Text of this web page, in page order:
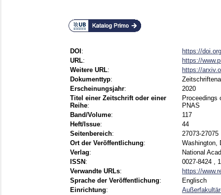
DOI :
https://
URL:
https://
Weitere URL:
https://
Dokumenttyp:
Erscheinungsjahr:
2020
Titel einer Zeitschrift oder einer
Reihe:
Proceedings
PNAS
Band/Volume:
117
Heft/Issue:
44
Seitenbereich:
27073-27075
Ort der Veröffentlichung:
Washington,
Verlag:
National
ISSN :
0027-8424 ,
Verwandte URLs:
https://
Sprache der Veröffentlichung:
Englisch
Einrichtung: